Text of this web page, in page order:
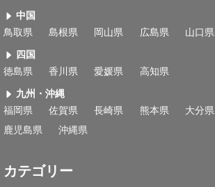
中国
鳥取県
島根県 岡山県 広島県 山口県
四国
徳島県
香川県 愛媛県 高知県
九州・沖縄
福岡県
佐賀県 長崎県 熊本県 大分県
鹿児島県
沖縄県
カテゴリー